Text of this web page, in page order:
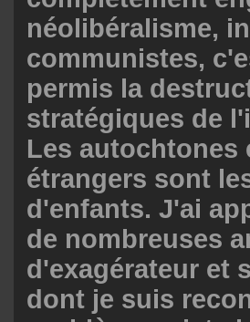
néolibéralisme,
communistes,
permis la
stratégiques de
Les autochtones
étrangers sont
d'enfants. J'ai
de nombreuses
d'exagérateur et
dont je suis